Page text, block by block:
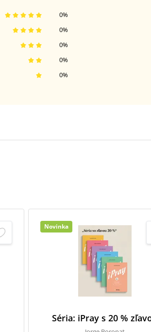
0%
0%
0%
0%
0%
Novinka
Séria: iPray s 20 %